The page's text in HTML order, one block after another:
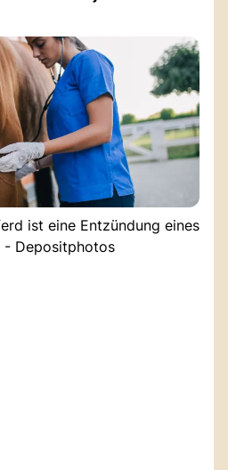
ist eine Entzündung eines
- Depositphotos